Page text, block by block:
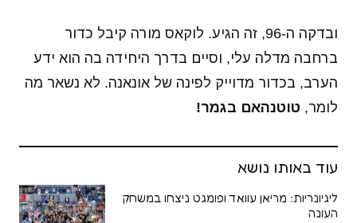
ובדקה ה-96, זה הגיע. לוקאס מורה קיבל כדור
ברחבה מדלה עלי, וסיים בדרך היחידה בה הוא ידע
הערב, בכדור מדוייק לפינה של אונאנה. לא נשאר מה
לומר, טוטנהאם בגמר!
עוד באותו נושא
ליגיונריות: מריאן עוואד ופומגט ניצחו במשחק
העונה